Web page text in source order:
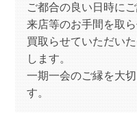
ご都合の良い日時に
来店等のお手間を取ら
買取らせていただい
します。
一期一会のご縁を大
す。